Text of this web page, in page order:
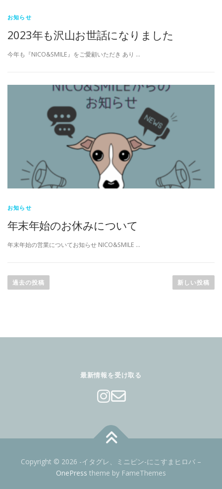
お知らせ
2023年も沢山お世話になりました
今年も『NICO&SMILE』をご愛顧いただき あり …
お知らせ
年末年始のお休みについて
年末年始の営業についてお知らせ NICO&SMILE …
稿
過去の投稿 新しい投稿
最新情報を受け取る
Copyright © 2026 -イタグレ、ミニピン-にこすまヒロバ –
OnePress theme by FameThemes